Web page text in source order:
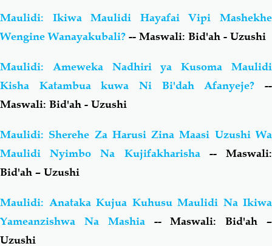
Maulidi: Ikiwa Maulidi Hayafai Vipi Mashekhe
Wengine Wanayakubali? -- Maswali: Bid'ah - Uzushi
Maulidi: Ameweka Nadhiri ya Kusoma Maulidi
Kisha Katambua kuwa Ni Bi'dah Afanyeje? --
Maswali: Bid'ah - Uzushi
Maulidi: Sherehe Za Harusi Zina Maasi Uzushi Wa
Maulidi Nyimbo Na Kujifakharisha -- Maswali:
Bid'ah – Uzushi
Maulidi: Anataka Kujua Kuhusu Maulidi Na Ikiwa
Yameanzishwa Na Mashia-- Maswali: Bid'ah –
Uzushi